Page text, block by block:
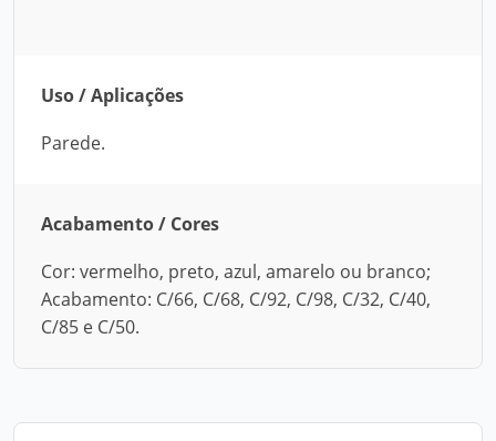
Uso / Aplicações
Parede.
Acabamento / Cores
Cor: vermelho, preto, azul, amarelo ou branco;
Acabamento: C/66, C/68, C/92, C/98, C/32, C/40,
C/85 e C/50.